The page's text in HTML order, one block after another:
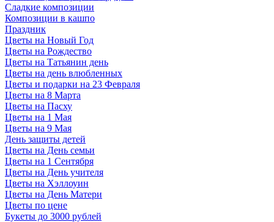
Сладкие композиции
Композиции в кашпо
Праздник
Цветы на Новый Год
Цветы на Рождество
Цветы на Татьянин день
Цветы на день влюбленных
Цветы и подарки на 23 Февраля
Цветы на 8 Марта
Цветы на Пасху
Цветы на 1 Мая
Цветы на 9 Мая
День защиты детей
Цветы на День семьи
Цветы на 1 Сентября
Цветы на День учителя
Цветы на Хэллоуин
Цветы на День Матери
Цветы по цене
Букеты до 3000 рублей